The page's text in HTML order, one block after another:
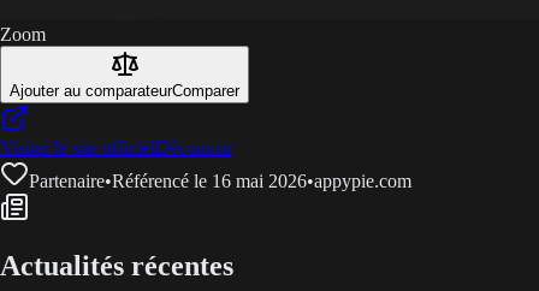
Zoom
Ajouter au comparateurComparer
Visiter le site officielDécouvrir
Partenaire•Référencé le 16 mai 2026•appypie.com
Actualités récentes